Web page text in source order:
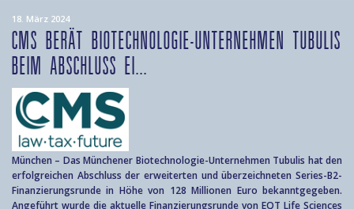
18. März 2024
CMS BERÄT BIOTECHNOLOGIE-UNTERNEHMEN TUBULIS
BEIM ABSCHLUSS EI...
München – Das Münchener Biotechnologie-Unternehmen Tubulis hat den
erfolgreichen Abschluss der erweiterten und überzeichneten Series-B2-
Finanzierungsrunde in Höhe von 128 Millionen Euro bekanntgegeben.
Angeführt wurde die aktuelle Finanzierungsrunde von EQT Life Sciences